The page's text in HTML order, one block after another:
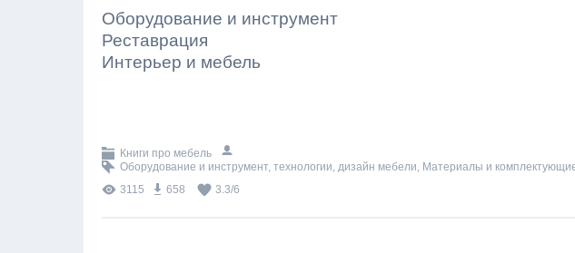
Оборудование и инструмент
Реставрация
Интерьер и мебель
Книги про мебель
Оборудование и инструмент, технологии, дизайн мебели, Материалы и
3115
658 3.3/6